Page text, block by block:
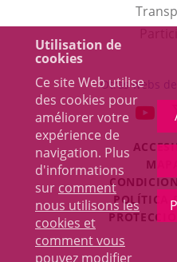
Utilisation de
cookies
Ce site Web utilise
des cookies pour
améliorer votre
expérience de
navigation. Plus
d'informations
sur comment
nous utilisons les
cookies et
comment vous
pouvez modifier
Otras webs
A
POLÍTICA